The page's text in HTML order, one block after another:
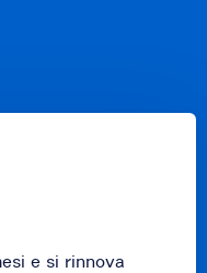
e si rinnova